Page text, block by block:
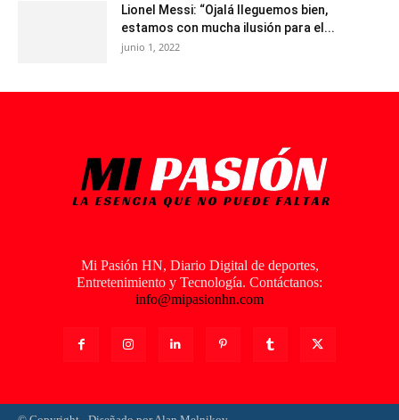
Lionel Messi: “Ojalá lleguemos bien,
estamos con mucha ilusión para el...
junio 1, 2022
Mi Pasión HN, Diario Digital de deportes,
Entretenimiento y Tecnología. Contáctanos:
info@mipasionhn.com